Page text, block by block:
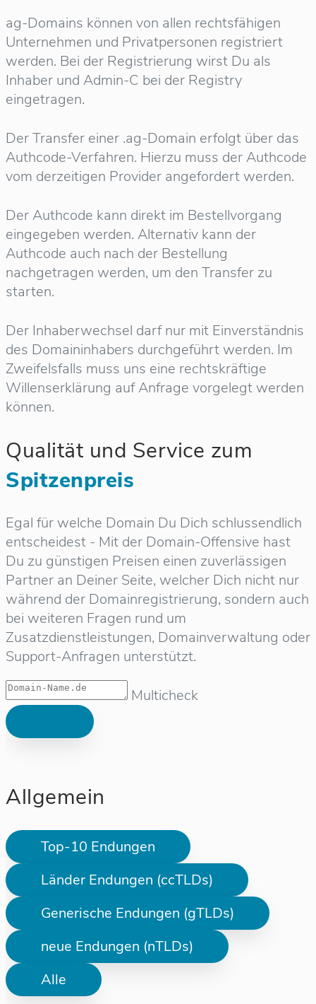
ag-Domains können von allen rechtsfähigen
Unternehmen und Privatpersonen registriert
werden. Bei der Registrierung wirst Du als
Inhaber und Admin-C bei der Registry
eingetragen.
Der Transfer einer .ag-Domain erfolgt über das
Authcode-Verfahren. Hierzu muss der Authcode
vom derzeitigen Provider angefordert werden.
Der Authcode kann direkt im Bestellvorgang
eingegeben werden. Alternativ kann der
Authcode auch nach der Bestellung
nachgetragen werden, um den Transfer zu
starten.
Der Inhaberwechsel darf nur mit Einverständnis
des Domaininhabers durchgeführt werden. Im
Zweifelsfalls muss uns eine rechtskräftige
Willenserklärung auf Anfrage vorgelegt werden
können.
Qualität und Service zum
Spitzenpreis
Egal für welche Domain Du Dich schlussendlich
entscheidest - Mit der Domain-Offensive hast
Du zu günstigen Preisen einen zuverlässigen
Partner an Deiner Seite, welcher Dich nicht nur
während der Domainregistrierung, sondern auch
bei weiteren Fragen rund um
Zusatzdienstleistungen, Domainverwaltung oder
Support-Anfragen unterstützt.
Multicheck
Allgemein
Top-10 Endungen
Länder Endungen (ccTLDs)
Generische Endungen (gTLDs)
neue Endungen (nTLDs)
Alle